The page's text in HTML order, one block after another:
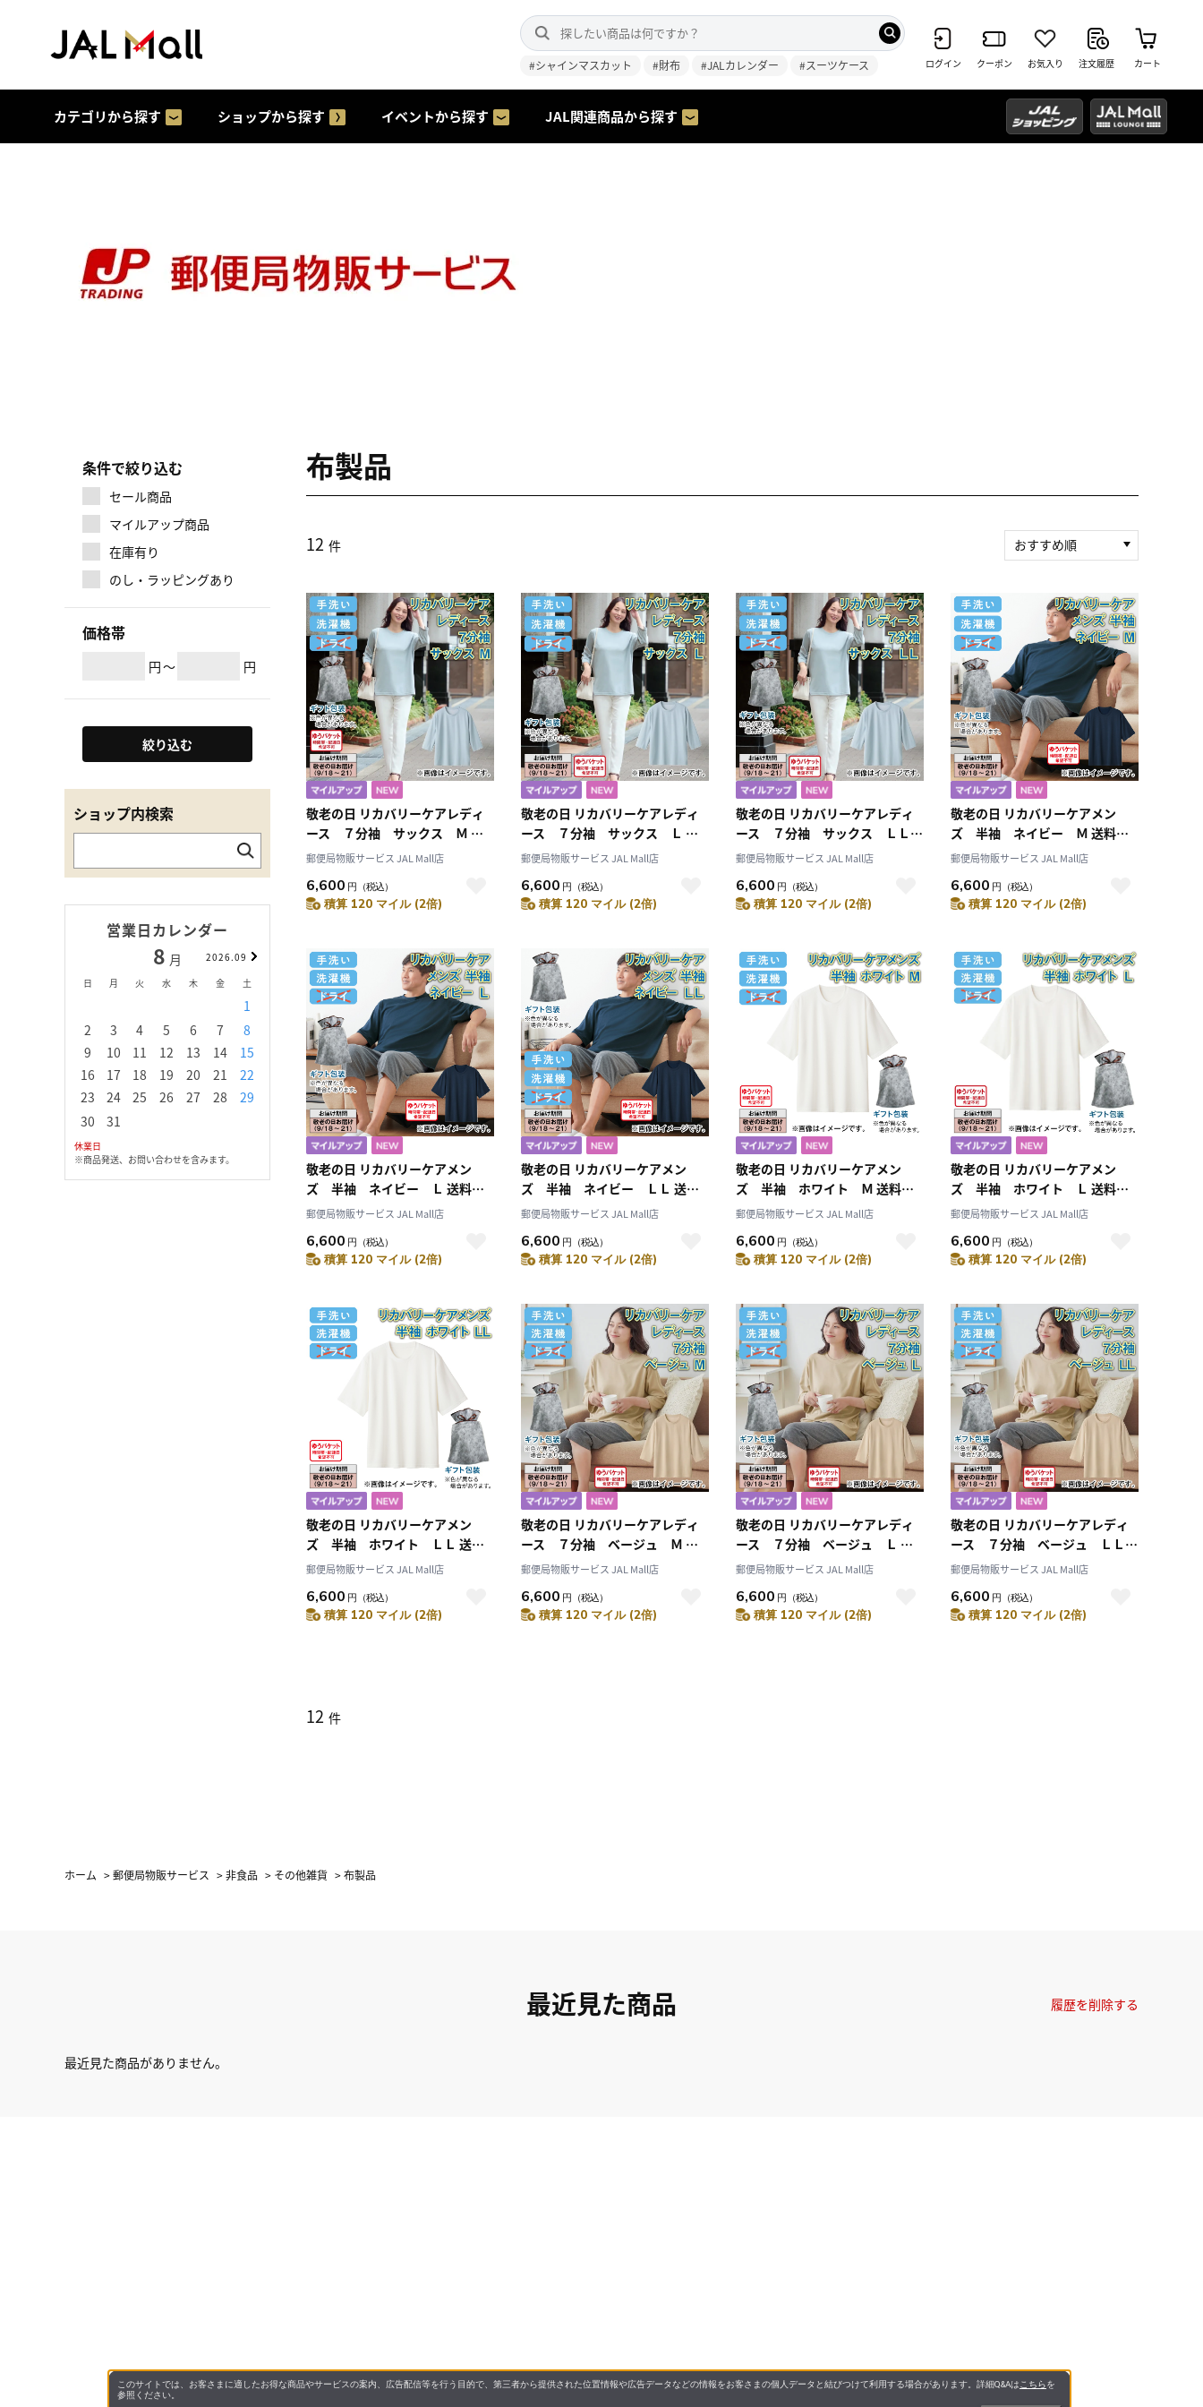
#シャインマスカット #財布 #JALカレンダー #スーツケース ログイン クーポン お気入り 注文履歴 カート
カテゴリから探す ショップから探す イベントから探す JAL関連商品から探す
マイルアップ商品
条件で絞り込む
セール商品
在庫有り
のし・ラッピングあり
価格帯
円～ 円
絞り込む
ショップ内検索
営業日カレンダー
8 月
2026.09
日
月 火 水 木 金 土
1
2
3 4 5 6 7
8
9
10 11 12 13 14
15
16
17 18 19 20 21
22
23
24 25 26 27 28
29
30
31
9
2026.10
月 火 木 金 土
1 2 3 4
5
7 8 9 10 11
12
14 15 16 17 18
19
21 22 23 24 25
26
28 29 30
10
2026.11
日
火 金 土
1 2
3
4
5 6 7 8 9
10
11
12 13 14 15 16
17
18
19 20 21 22 23
24
25
26 27 28 29 30 31
休業日
※商品発送、お問い合わせを含みます。
布製品
12 件
おすすめ順
積算マイル率（高い
人気順
レビュー件数（多い
順）
レビュー評価（高い
順）
価格（安い順）
価格（高い順）
敬老の日 リカバリーケアレディ
ース ７分袖 サックス Ｍ 送
料込み
郵便局物販サービス JAL Mall店
6,600 円 （税込）
積算 120 マイル (2倍)
敬老の日 リカバリーケアレディ
ース ７分袖 サックス Ｌ 送
料込み
郵便局物販サービス JAL Mall店
6,600 円 （税込）
積算 120 マイル (2倍)
敬老の日 リカバリーケアレディ
ース ７分袖 サックス ＬＬ
送料込み
郵便局物販サービス JAL Mall店
6,600 円 （税込）
積算 120 マイル (2倍)
敬老の日 リカバリーケアメン
ズ 半袖 ネイビー Ｍ 送料込
み
郵便局物販サービス JAL Mall店
6,600 円 （税込）
積算 120 マイル (2倍)
敬老の日 リカバリーケアメン
ズ 半袖 ネイビー Ｌ 送料込
み
郵便局物販サービス JAL Mall店
6,600 円 （税込）
積算 120 マイル (2倍)
敬老の日 リカバリーケアメン
ズ 半袖 ネイビー ＬＬ 送料
込み
郵便局物販サービス JAL Mall店
6,600 円 （税込）
積算 120 マイル (2倍)
敬老の日 リカバリーケアメン
ズ 半袖 ホワイト Ｍ 送料込
み
郵便局物販サービス JAL Mall店
6,600 円 （税込）
積算 120 マイル (2倍)
敬老の日 リカバリーケアメン
ズ 半袖 ホワイト Ｌ 送料込
み
郵便局物販サービス JAL Mall店
6,600 円 （税込）
積算 120 マイル (2倍)
敬老の日 リカバリーケアメン
ズ 半袖 ホワイト ＬＬ 送料
込み
郵便局物販サービス JAL Mall店
6,600 円 （税込）
積算 120 マイル (2倍)
敬老の日 リカバリーケアレディ
ース ７分袖 ベージュ Ｍ 送
料込み
郵便局物販サービス JAL Mall店
6,600 円 （税込）
積算 120 マイル (2倍)
敬老の日 リカバリーケアレディ
ース ７分袖 ベージュ Ｌ 送
料込み
郵便局物販サービス JAL Mall店
6,600 円 （税込）
積算 120 マイル (2倍)
敬老の日 リカバリーケアレディ
ース ７分袖 ベージュ ＬＬ
送料込み
郵便局物販サービス JAL Mall店
6,600 円 （税込）
積算 120 マイル (2倍)
12 件
ホーム >郵便局物販サービス >非食品 > その他雑貨 >布製品
最近見た商品
最近見た商品がありません。
履歴を削除する
このサイトでは、お客さまに適したお得な商品やサービスの案内、広告配信等を行う目的で、第三者から提供された位置情報や広告データなどの情報をお客さまの個人データと結びつけて利用する場合があります。詳細Q&Aは こちらを
参照ください。